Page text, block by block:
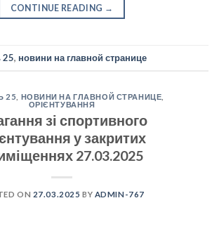
CONTINUE READING →
25, новини на главной странице
25 НОВИНИ НА ГЛАВНОЙ СТРАНИЦЕ
ОРІЄНТУВАННЯ
зі спортивного
у закритих
27.03.2025
ON 27.03.2025 BY ADMIN-767